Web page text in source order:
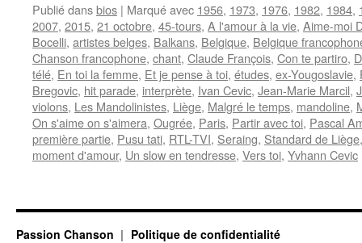
Publié dansbios | Marqué avec 1956, 1973, 1976, 1982, 1984,
2007, 2015, 21 octobre, 45-tours, A l'amour à la vie, Aime-moi
Bocelli, artistes belges, Balkans, Belgique, Belgique
Chanson francophone, chant, Claude François, Con te partiro,
télé, En toi la femme, Et je pense à toi, études, ex-Yougoslavie,
Bregovic, hit parade, interprète, Ivan Cevic, Jean-Marie Marcil,
violons, Les Mandolinistes, Liège, Malgré le temps, mandoline,
On s'aime on s'aimera, Ougrée, Paris, Partir avec toi, Pascal
première partie, Pusu tati, RTL-TVI, Seraing, Standard de Liège
moment d'amour, Un slow en tendresse, Vers toi, Yvhann Cevic
Passion Chanson Politique de confidentialité